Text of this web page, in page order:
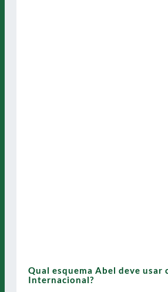
Qual esquema Abel deve usar
Internacional?